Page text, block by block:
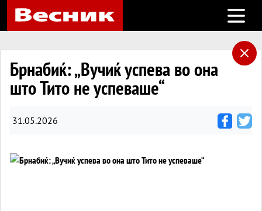
Open
Брнабиќ: „Вучиќ успева во она
што Тито не успеваше“
31.05.2026